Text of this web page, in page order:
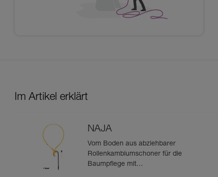
Im Artikel erklärt
NAJA
Vom Boden aus abziehbarer
Rollenkambiumschoner für die
Baumpflege mit